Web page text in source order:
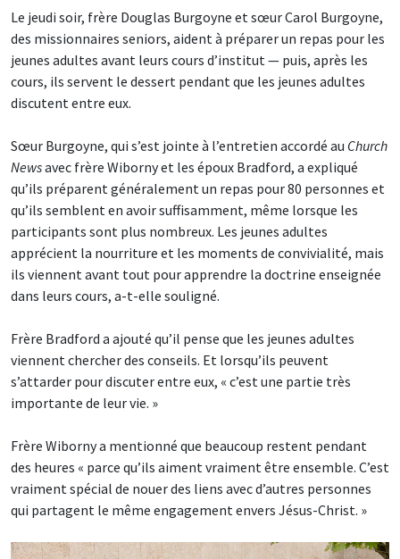
Le jeudi soir, frère Douglas Burgoyne et sœur Carol Burgoyne,
des missionnaires seniors, aident à préparer un repas pour les
jeunes adultes avant leurs cours d’institut — puis, après les
cours, ils servent le dessert pendant que les jeunes adultes
discutent entre eux.
Sœur Burgoyne, qui s’est jointe à l’entretien accordé au Church
Newsavec frère Wiborny et les époux Bradford, a expliqué
qu’ils préparent généralement un repas pour 80 personnes et
qu’ils semblent en avoir suffisamment, même lorsque les
participants sont plus nombreux. Les jeunes adultes
apprécient la nourriture et les moments de convivialité, mais
ils viennent avant tout pour apprendre la doctrine enseignée
dans leurs cours, a-t-elle souligné.
Frère Bradford a ajouté qu’il pense que les jeunes adultes
viennent chercher des conseils. Et lorsqu’ils peuvent
s’attarder pour discuter entre eux, « c’est une partie très
importante de leur vie. »
Frère Wiborny a mentionné que beaucoup restent pendant
des heures « parce qu’ils aiment vraiment être ensemble. C’est
vraiment spécial de nouer des liens avec d’autres personnes
qui partagent le même engagement envers Jésus-Christ. »